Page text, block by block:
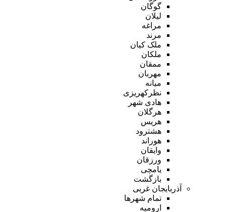
گوگان
لیلان
مراغه
مرند
ملک کیان
ملکان
ممقان
مهربان
میانه
نظرکهریزی
هادی شهر
هرگلان
هریس
هشترود
هوراند
وایقان
ورزقان
یامچی
بازگشت
آذربایجان غربی
تمام شهر‌ها
ارومیه